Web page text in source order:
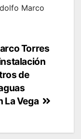
Marco
Torres
de
La Vega